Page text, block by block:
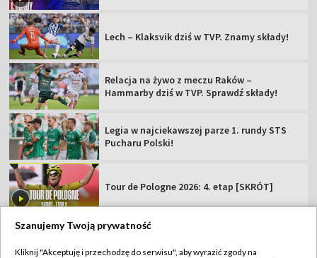
Lech – Klaksvik dziś w TVP. Znamy składy!
Relacja na żywo z meczu Raków –
Hammarby dziś w TVP. Sprawdź składy!
Legia w najciekawszej parze 1. rundy STS
Pucharu Polski!
Tour de Pologne 2026: 4. etap [SKRÓT]
Szanujemy Twoją prywatność
Kliknij "Akceptuję i przechodzę do serwisu", aby wyrazić zgody na